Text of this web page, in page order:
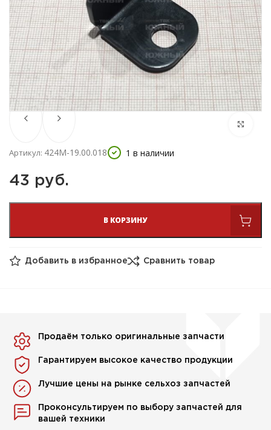
Артикул: 424М-19.00.018 1 в наличии
43 руб.
В КОРЗИНУ
Добавить в избранное Сравнить товар
Продаём только оригинальные запчасти
Гарантируем высокое качество продукции
Лучшие цены на рынке сельхоз запчастей
Проконсультируем по выбору запчастей для
вашей техники